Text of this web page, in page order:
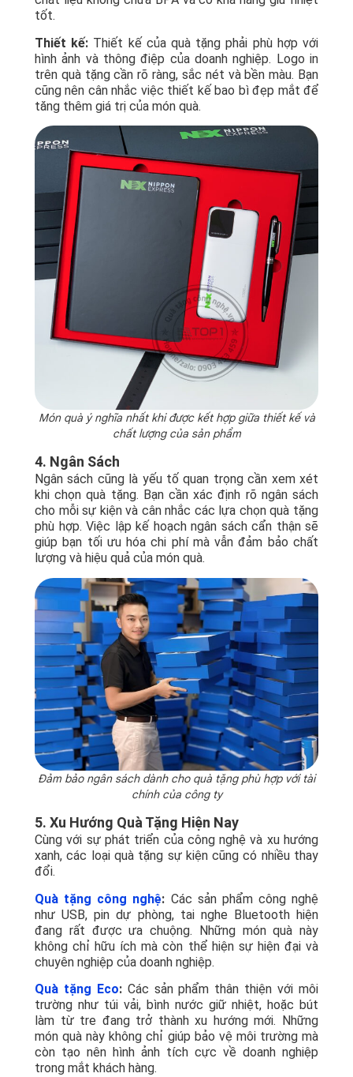
tốt.
Thiết kế: Thiết kế của quà tặng phải phù hợp với
hình ảnh và thông điệp của doanh nghiệp. Logo in
trên quà tặng cần rõ ràng, sắc nét và bền màu. Bạn
cũng nên cân nhắc việc thiết kế bao bì đẹp mắt để
tăng thêm giá trị của món quà.
Món quà ý nghĩa nhất khi được kết hợp giữa thiết kế và
chất lượng của sản phẩm
4. Ngân Sách
Ngân sách cũng là yếu tố quan trọng cần xem xét
khi chọn quà tặng. Bạn cần xác định rõ ngân sách
cho mỗi sự kiện và cân nhắc các lựa chọn quà tặng
phù hợp. Việc lập kế hoạch ngân sách cẩn thận sẽ
giúp bạn tối ưu hóa chi phí mà vẫn đảm bảo chất
lượng và hiệu quả của món quà.
Đảm bảo ngân sách dành cho quà tặng phù hợp với tài
chính của công ty
5. Xu Hướng Quà Tặng Hiện Nay
Cùng với sự phát triển của công nghệ và xu hướng
xanh, các loại quà tặng sự kiện cũng có nhiều thay
đổi.
Quà tặng công nghệ: Các sản phẩm công nghệ
như USB, pin dự phòng, tai nghe Bluetooth hiện
đang rất được ưa chuộng. Những món quà này
không chỉ hữu ích mà còn thể hiện sự hiện đại và
chuyên nghiệp của doanh nghiệp.
Quà tặng Eco:Các sản phẩm thân thiện với môi
trường như túi vải, bình nước giữ nhiệt, hoặc bút
làm từ tre đang trở thành xu hướng mới. Những
món quà này không chỉ giúp bảo vệ môi trường mà
còn tạo nên hình ảnh tích cực về doanh nghiệp
trong mắt khách hàng.